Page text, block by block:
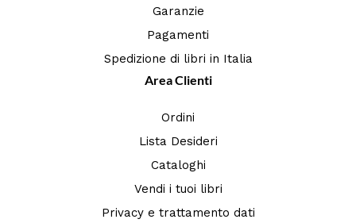
Garanzie
Pagamenti
Spedizione di libri in Italia
Area Clienti
Ordini
Lista Desideri
Cataloghi
Vendi i tuoi libri
Privacy e trattamento dati